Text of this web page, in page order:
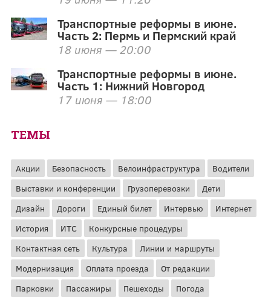
Транспортные реформы в июне.
Часть 2: Пермь и Пермский край
18 июня — 20:00
Транспортные реформы в июне.
Часть 1: Нижний Новгород
17 июня — 18:00
ТЕМЫ
Акции Безопасность Велоинфраструктура
Водители
Выставки и конференции
Грузоперевозки
Дети
Дизайн
Дороги Единый билет Интервью
Интернет
История
ИТС
Конкурсные процедуры
Контактная сеть
Культура
Линии и маршруты
Модернизация
Оплата проезда
От редакции
Парковки
Пассажиры Пешеходы Погода